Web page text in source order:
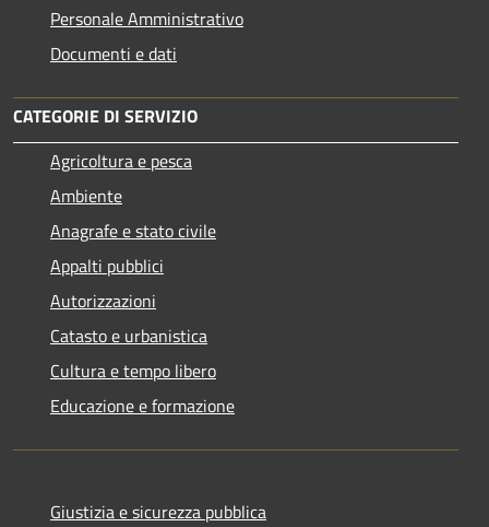
Personale Amministrativo
Documenti e dati
CATEGORIE DI SERVIZIO
Agricoltura e pesca
Ambiente
Anagrafe e stato civile
Appalti pubblici
Autorizzazioni
Catasto e urbanistica
Cultura e tempo libero
Educazione e formazione
Giustizia e sicurezza pubblica